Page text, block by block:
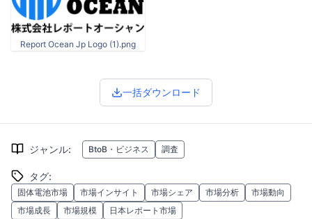
Report Ocean Jp Logo (1).png
一括ダウンロード
ジャンル: BtoB・ビジネス 調査
タグ:
固体電池市場 市場インサイト 市場シェア 市場分析
市場動向
市場成長
市場規模 日本レポート市場